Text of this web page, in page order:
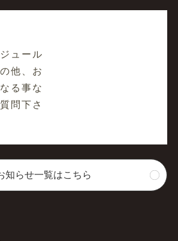
ュール
他、お
る事な
問下さ
知らせ一覧はこちら